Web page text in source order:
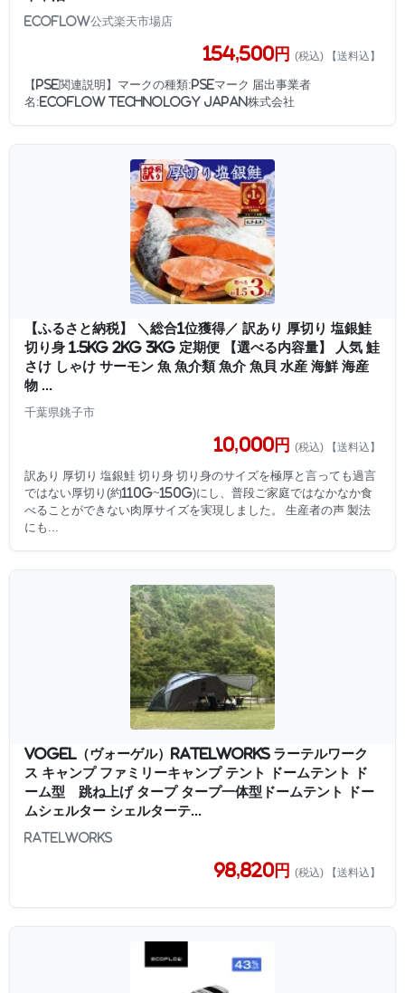
EcoFlow公式楽天市場店
154,500円 (税込) 【送料込】
【PSE関連説明】マークの種類:PSEマーク 届出事業者
名:EcoFlow Technology Japan株式会社
【ふるさと納税】 ＼総合1位獲得／ 訳あり 厚切り 塩銀鮭
切り身 1.5kg 2kg 3kg 定期便 【選べる内容量】 人気 鮭
さけ しゃけ サーモン 魚 魚介類 魚介 魚貝 水産 海鮮 海産
物 ...
千葉県銚子市
10,000円 (税込) 【送料込】
訳あり 厚切り 塩銀鮭 切り身 切り身のサイズを極厚と言っても過言
ではない厚切り(約110g~150g)にし、普段ご家庭ではなかなか食
べることができない肉厚サイズを実現しました。 生産者の声 製法
にも...
VOGEL（ヴォーゲル）RATELWORKS ラーテルワーク
ス キャンプ ファミリーキャンプ テント ドームテント ド
ーム型 跳ね上げ タープ タープ一体型ドームテント ドー
ムシェルター シェルターテ...
RATELWORKS
98,820円 (税込) 【送料込】